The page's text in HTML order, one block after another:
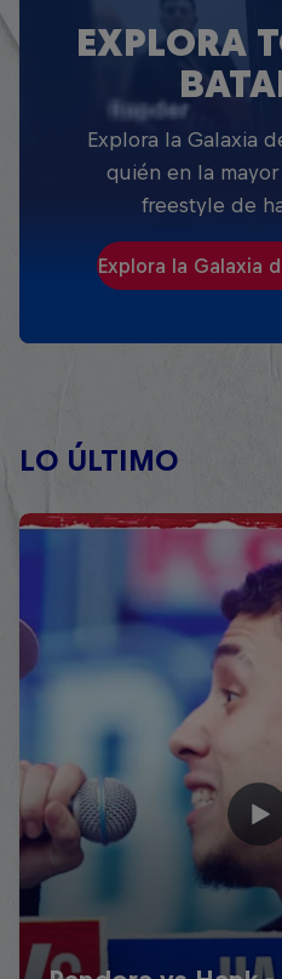
EXPLORA
Explora la Galaxia
quién en la
freestyle de
Explora la Galaxia
LO ÚLTIMO